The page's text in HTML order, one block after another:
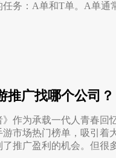
务：A单和T单。A单通
推广找哪个公司？
》作为承载一代人青春
市场热门榜单，吸引着
推广盈利的机会。但很